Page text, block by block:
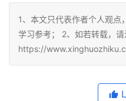
1、本文只代表作者个人观点
学习参考； 2、如若转载，请
https://